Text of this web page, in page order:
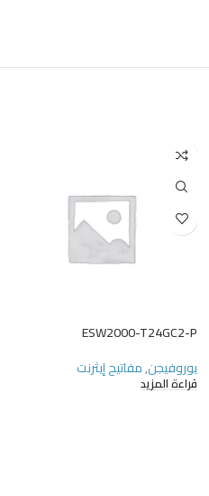
ESW2000-T24GC2-P
يوروفيجن,مفاتيح إيثرنت
قراءة المزيد